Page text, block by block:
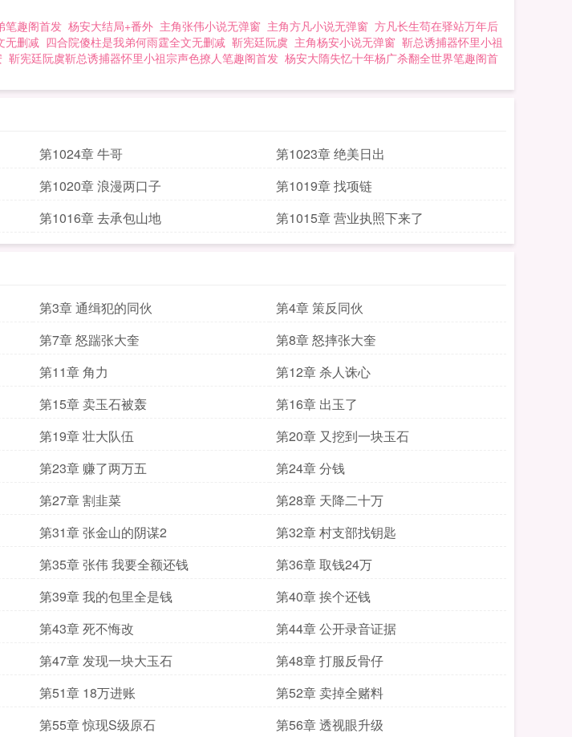
笔趣阁首发 杨安大结局+番外 主角张伟小说无弹窗 主角方凡小说无弹窗 方凡长生苟在驿站万年后
无删减 四合院傻柱是我弟何雨霆全文无删减 靳宪廷阮虞 主角杨安小说无弹窗 靳总诱捕器怀里小祖
靳宪廷阮虞靳总诱捕器怀里小祖宗声色撩人笔趣阁首发 杨安大隋失忆十年杨广杀翻全世界笔趣阁首
第1024章 牛哥
第1023章 绝美日出
第1020章 浪漫两口子
第1019章 找项链
第1016章 去承包山地 第1015章 营业执照下来了
第3章 通缉犯的同伙
第4章 策反同伙
第7章 怒踹张大奎
第8章 怒摔张大奎
第11章 角力
第12章 杀人诛心
第15章 卖玉石被轰
第16章 出玉了
第19章 壮大队伍
第20章 又挖到一块玉石
第23章 赚了两万五
第24章 分钱
第27章 割韭菜
第28章 天降二十万
第31章 张金山的阴谋2
第32章 村支部找钥匙
第35章 张伟 我要全额还钱
第36章 取钱24万
第39章 我的包里全是钱
第40章 挨个还钱
第43章 死不悔改
第44章 公开录音证据
第47章 发现一块大玉石
第48章 打服反骨仔
第51章 18万进账
第52章 卖掉全赌料
第55章 惊现S级原石
第56章 透视眼升级